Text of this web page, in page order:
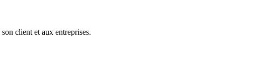
client et aux entreprises.